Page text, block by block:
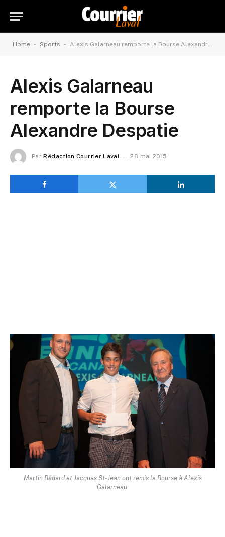
Home - Sports - Alexis Galarneau remporte la Bourse Alexandre Despatie
Alexis Galarneau
remporte la Bourse
Alexandre Despatie
Par Rédaction Courrier Laval 28 mai 2015
Martin Bédard et Jacques St-Jean ont remis la Bourse à Alexis
Galarneau.